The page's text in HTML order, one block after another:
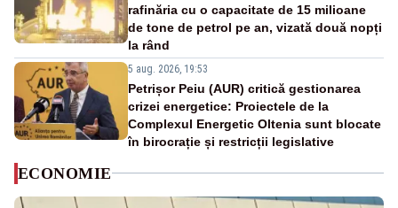
rafinăria cu o capacitate de 15 milioane
de tone de petrol pe an, vizată două nopți
la rând
5 aug. 2026, 19:53
Petrișor Peiu (AUR) critică gestionarea
crizei energetice: Proiectele de la
Complexul Energetic Oltenia sunt blocate
în birocrație și restricții legislative
ECONOMIE